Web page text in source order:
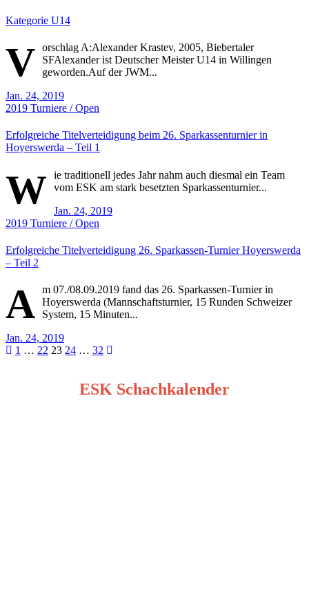
Kategorie U14
V orschlag A:Alexander Krastev, 2005, Biebertaler
SFAlexander ist Deutscher Meister U14 in Willingen
geworden.Auf der JWM...
Jan. 24, 2019
2019 Turniere / Open
Erfolgreiche Titelverteidigung beim 26. Sparkassenturnier in
Hoyerswerda – Teil 1
W
ie traditionell jedes Jahr nahm auch diesmal ein Team
vom ESK am stark besetzten Sparkassenturnier...
Jan. 24, 2019
2019 Turniere / Open
Erfolgreiche Titelverteidigung 26. Sparkassen-Turnier Hoyerswerda
– Teil 2
A m 07./08.09.2019 fand das 26. Sparkassen-Turnier in
Hoyerswerda (Mannschaftsturnier, 15 Runden Schweizer
System, 15 Minuten...
Jan. 24, 2019
Seitennummerierung
1 … 22 23 24 … 32
ESK Schachkalender